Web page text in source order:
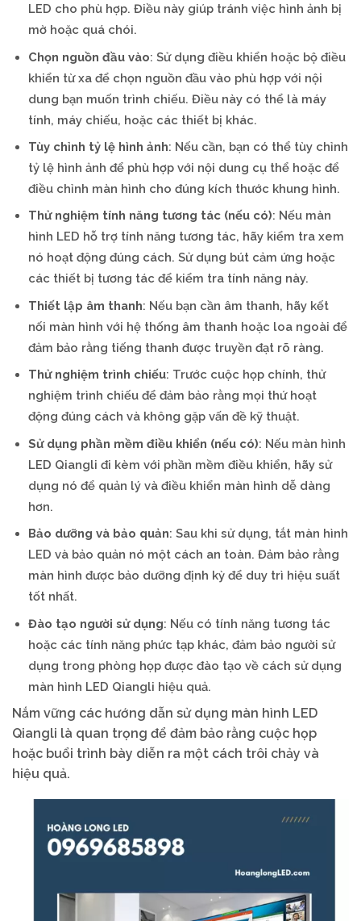
LED cho phù hợp. Điều này giúp tránh việc hình ảnh bị
mờ hoặc quá chói.
Chọn nguồn đầu vào: Sử dụng điều khiển hoặc bộ điều
khiển từ xa để chọn nguồn đầu vào phù hợp với nội
dung bạn muốn trình chiếu. Điều này có thể là máy
tính, máy chiếu, hoặc các thiết bị khác.
Tùy chỉnh tỷ lệ hình ảnh: Nếu cần, bạn có thể tùy chỉnh
tỷ lệ hình ảnh để phù hợp với nội dung cụ thể hoặc để
điều chỉnh màn hình cho đúng kích thước khung hình.
Thử nghiệm tính năng tương tác (nếu có): Nếu màn
hình LED hỗ trợ tính năng tương tác, hãy kiểm tra xem
nó hoạt động đúng cách. Sử dụng bút cảm ứng hoặc
các thiết bị tương tác để kiểm tra tính năng này.
Thiết lập âm thanh: Nếu bạn cần âm thanh, hãy kết
nối màn hình với hệ thống âm thanh hoặc loa ngoài để
đảm bảo rằng tiếng thanh được truyền đạt rõ ràng.
Thử nghiệm trình chiếu: Trước cuộc họp chính, thử
nghiệm trình chiếu để đảm bảo rằng mọi thứ hoạt
động đúng cách và không gặp vấn đề kỹ thuật.
Sử dụng phần mềm điều khiển (nếu có): Nếu màn hình
LED Qiangli đi kèm với phần mềm điều khiển, hãy sử
dụng nó để quản lý và điều khiển màn hình dễ dàng
hơn.
Bảo dưỡng và bảo quản: Sau khi sử dụng, tắt màn hình
LED và bảo quản nó một cách an toàn. Đảm bảo rằng
màn hình được bảo dưỡng định kỳ để duy trì hiệu suất
tốt nhất.
Đào tạo người sử dụng: Nếu có tính năng tương tác
hoặc các tính năng phức tạp khác, đảm bảo người sử
dụng trong phòng họp được đào tạo về cách sử dụng
màn hình LED Qiangli hiệu quả.
Nắm vững các hướng dẫn sử dụng màn hình LED
Qiangli là quan trọng để đảm bảo rằng cuộc họp
hoặc buổi trình bày diễn ra một cách trôi chảy và
hiệu quả.